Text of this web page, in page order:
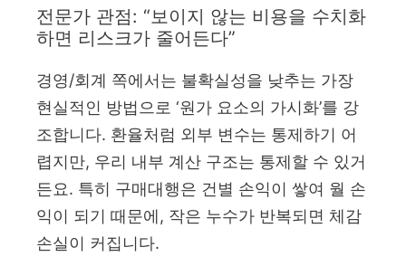
전문가 관점: “보이지 않는 비용을 수치화
하면 리스크가 줄어든다”
경영/회계 쪽에서는 불확실성을 낮추는 가장
현실적인 방법으로 ‘원가 요소의 가시화’를 강
조합니다. 환율처럼 외부 변수는 통제하기 어
렵지만, 우리 내부 계산 구조는 통제할 수 있거
든요. 특히 구매대행은 건별 손익이 쌓여 월 손
익이 되기 때문에, 작은 누수가 반복되면 체감
손실이 커집니다.